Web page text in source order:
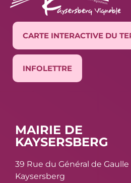
CARTE INTERACTIVE DU
INFOLETTRE
MAIRIE DE
KAYSERSBERG
39 Rue du Général de Gaulle
Kaysersberg